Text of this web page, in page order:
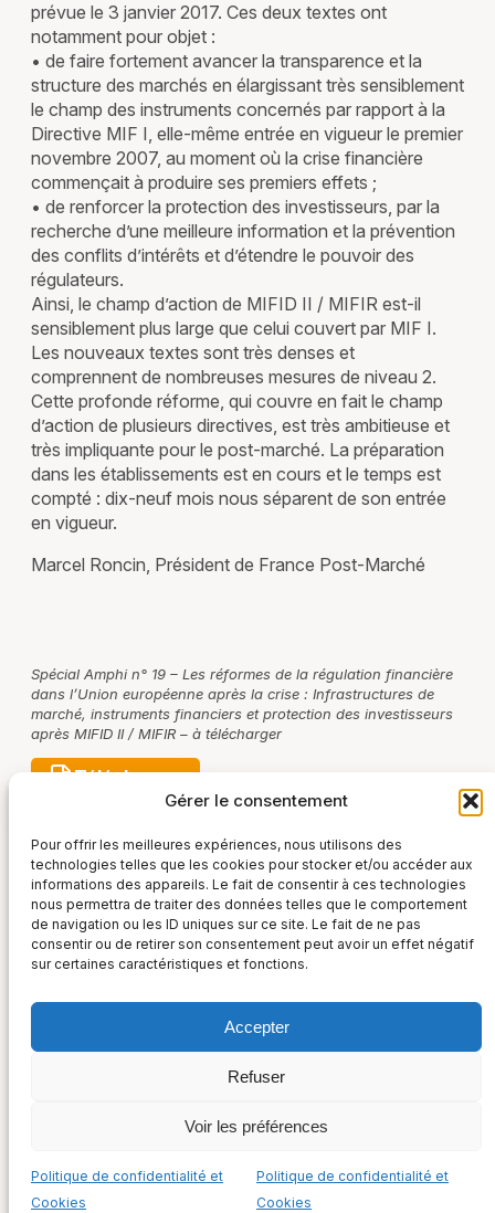
Gérer le consentement
Pour offrir les meilleures expériences, nous utilisons des
technologies telles que les cookies pour stocker et/ou accéder aux
informations des appareils. Le fait de consentir à ces technologies
nous permettra de traiter des données telles que le comportement
de navigation ou les ID uniques sur ce site. Le fait de ne pas
consentir ou de retirer son consentement peut avoir un effet négatif
sur certaines caractéristiques et fonctions.
Accepter
Refuser
Voir les préférences
Politique de confidentialité et
Cookies
Politique de confidentialité et
Cookies
prévue le 3 janvier 2017. Ces deux textes ont
notamment pour objet :
• de faire fortement avancer la transparence et la
structure des marchés en élargissant très sensiblement
le champ des instruments concernés par rapport à la
Directive MIF I, elle-même entrée en vigueur le premier
novembre 2007, au moment où la crise financière
commençait à produire ses premiers effets ;
• de renforcer la protection des investisseurs, par la
recherche d’une meilleure information et la prévention
des conflits d’intérêts et d’étendre le pouvoir des
régulateurs.
Ainsi, le champ d’action de MIFID II / MIFIR est-il
sensiblement plus large que celui couvert par MIF I.
Les nouveaux textes sont très denses et
comprennent de nombreuses mesures de niveau 2.
Cette profonde réforme, qui couvre en fait le champ
d’action de plusieurs directives, est très ambitieuse et
très impliquante pour le post-marché. La préparation
dans les établissements est en cours et le temps est
compté : dix-neuf mois nous séparent de son entrée
en vigueur.
Marcel Roncin, Président de France Post-Marché
Spécial Amphi n° 19 – Les réformes de la régulation financière
dans l’Union européenne après la crise : Infrastructures de
marché, instruments financiers et protection des investisseurs
après MIFID II / MIFIR – à télécharger
Télécharger
+33 (0) 1 48 00 52 01